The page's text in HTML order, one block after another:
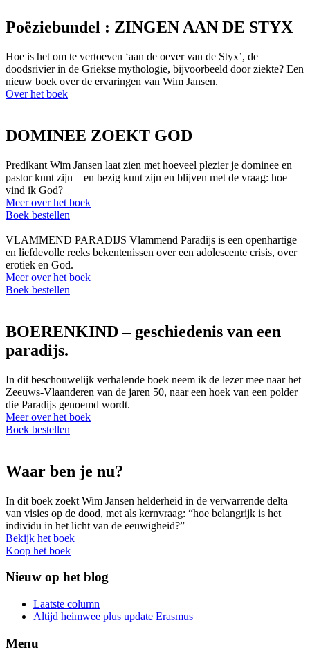
Poëziebundel : ZINGEN AAN DE STYX
Hoe is het om te vertoeven ‘aan de oever van de Styx’, de
doodsrivier in de Griekse mythologie, bijvoorbeeld door ziekte? Een
nieuw boek over de ervaringen van Wim Jansen.
Over het boek
DOMINEE ZOEKT GOD
Predikant Wim Jansen laat zien met hoeveel plezier je dominee en
pastor kunt zijn – en bezig kunt zijn en blijven met de vraag: hoe
vind ik God?
Meer over het boek
Boek bestellen
VLAMMEND PARADIJS Vlammend Paradijs is een openhartige
en liefdevolle reeks bekentenissen over een adolescente crisis, over
erotiek en God.
Meer over het boek
Boek bestellen
BOERENKIND – geschiedenis van een
paradijs.
In dit beschouwelijk verhalende boek neem ik de lezer mee naar het
Zeeuws-Vlaanderen van de jaren 50, naar een hoek van een polder
die Paradijs genoemd wordt.
Meer over het boek
Boek bestellen
Waar ben je nu?
In dit boek zoekt Wim Jansen helderheid in de verwarrende delta
van visies op de dood, met als kernvraag: “hoe belangrijk is het
individu in het licht van de eeuwigheid?”
Bekijk het boek
Koop het boek
Nieuw op het blog
Laatste column
Altijd heimwee plus update Erasmus
Menu